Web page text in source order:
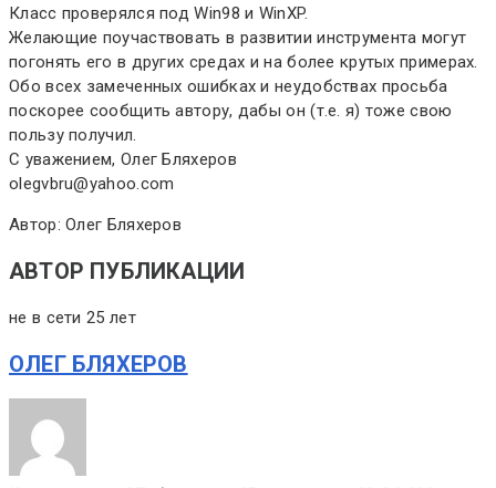
Класс проверялся под Win98 и WinXP.
Желающие поучаствовать в развитии инструмента могут
погонять его в других средах и на более крутых примерах.
Обо всех замеченных ошибках и неудобствах просьба
поскорее сообщить автору, дабы он (т.е. я) тоже свою
пользу получил.
С уважением, Олег Бляхеров
olegvbru@yahoo.com
Автор: Олег Бляхеров
АВТОР ПУБЛИКАЦИИ
не в сети 25 лет
ОЛЕГ БЛЯХЕРОВ